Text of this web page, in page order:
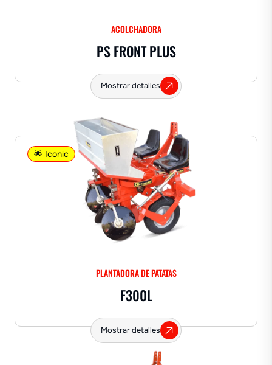
ACOLCHADORA
PS FRONT PLUS
Mostrar detalles
🌟 Iconic
PLANTADORA DE PATATAS
F300L
Mostrar detalles